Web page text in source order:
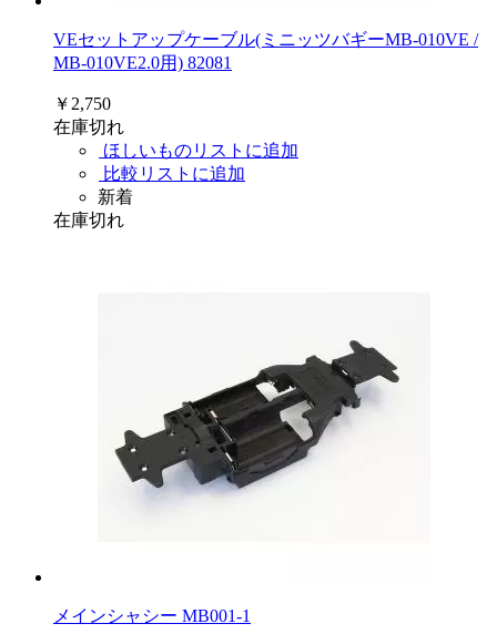
VEセットアップケーブル(ミニッツバギーMB-010VE /
MB-010VE2.0用) 82081
￥2,750
在庫切れ
ほしいものリストに追加
比較リストに追加
新着
在庫切れ
メインシャシー MB001-1